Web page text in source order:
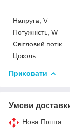
Напруга, V
Потужність, W
Світловий потік
Цоколь
Приховати
Умови
Нова Пошта